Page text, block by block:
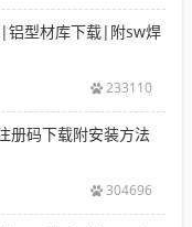
铝型材库下载|附sw焊
233110
册码下载附安装方法
304696